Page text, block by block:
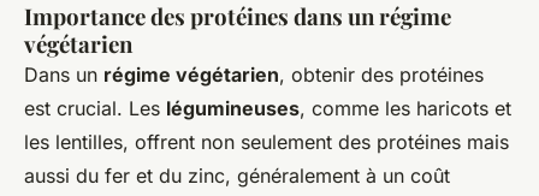
Importance des protéines dans un régime
végétarien
Dans un régime végétarien, obtenir des protéines
est crucial. Les légumineuses, comme les haricots et
les lentilles, offrent non seulement des protéines mais
aussi du fer et du zinc, généralement à un coût